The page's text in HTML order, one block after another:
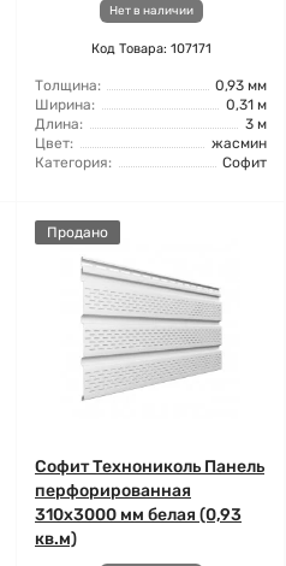
Нет в наличии
Код Товара: 107171
Толщина:
0,93 мм
Ширина:
0,31 м
Длина:
3 м
Цвет:
жасмин
Категория:
Софит
Продано
Софит Технониколь Панель
перфорированная
310х3000 мм белая (0,93
кв.м)